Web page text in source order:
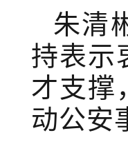
朱清
持表示
才支撑
动公安